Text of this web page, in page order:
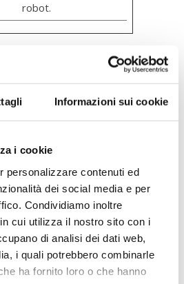
Informazioni sui cookie
i cookie
personalizzare contenuti ed
dei social media e per
Condividiamo inoltre
cui utilizza il nostro sito con i
di analisi dei dati web,
i quali potrebbero combinarle
ha fornito loro o che hanno
robot.
file di testo (pochi
tra un sito internet e il suo
è utilizzato dal
per memorizzare
a migliorare la
del sito.
sia ben informato sul modo